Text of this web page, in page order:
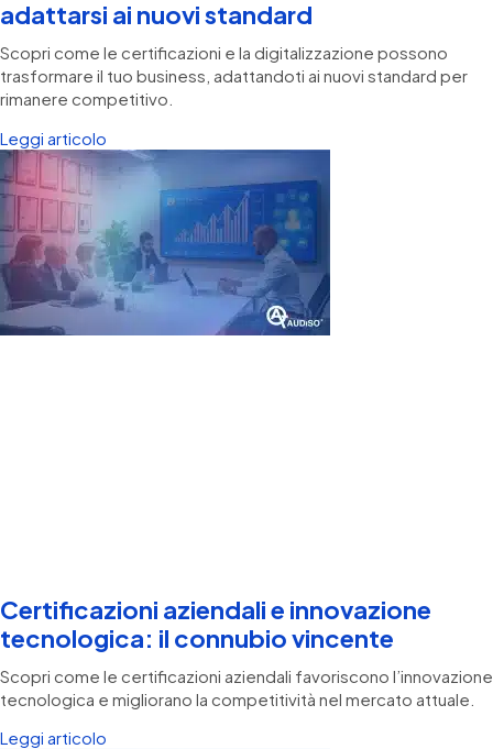
adattarsi ai nuovi standard
Scopri come le certificazioni e la digitalizzazione possono
trasformare il tuo business, adattandoti ai nuovi standard per
rimanere competitivo.
Leggi articolo
Certificazioni aziendali e innovazione
tecnologica: il connubio vincente
Scopri come le certificazioni aziendali favoriscono l’innovazione
tecnologica e migliorano la competitività nel mercato attuale.
Leggi articolo